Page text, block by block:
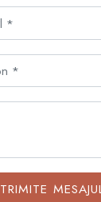
TRIMITE